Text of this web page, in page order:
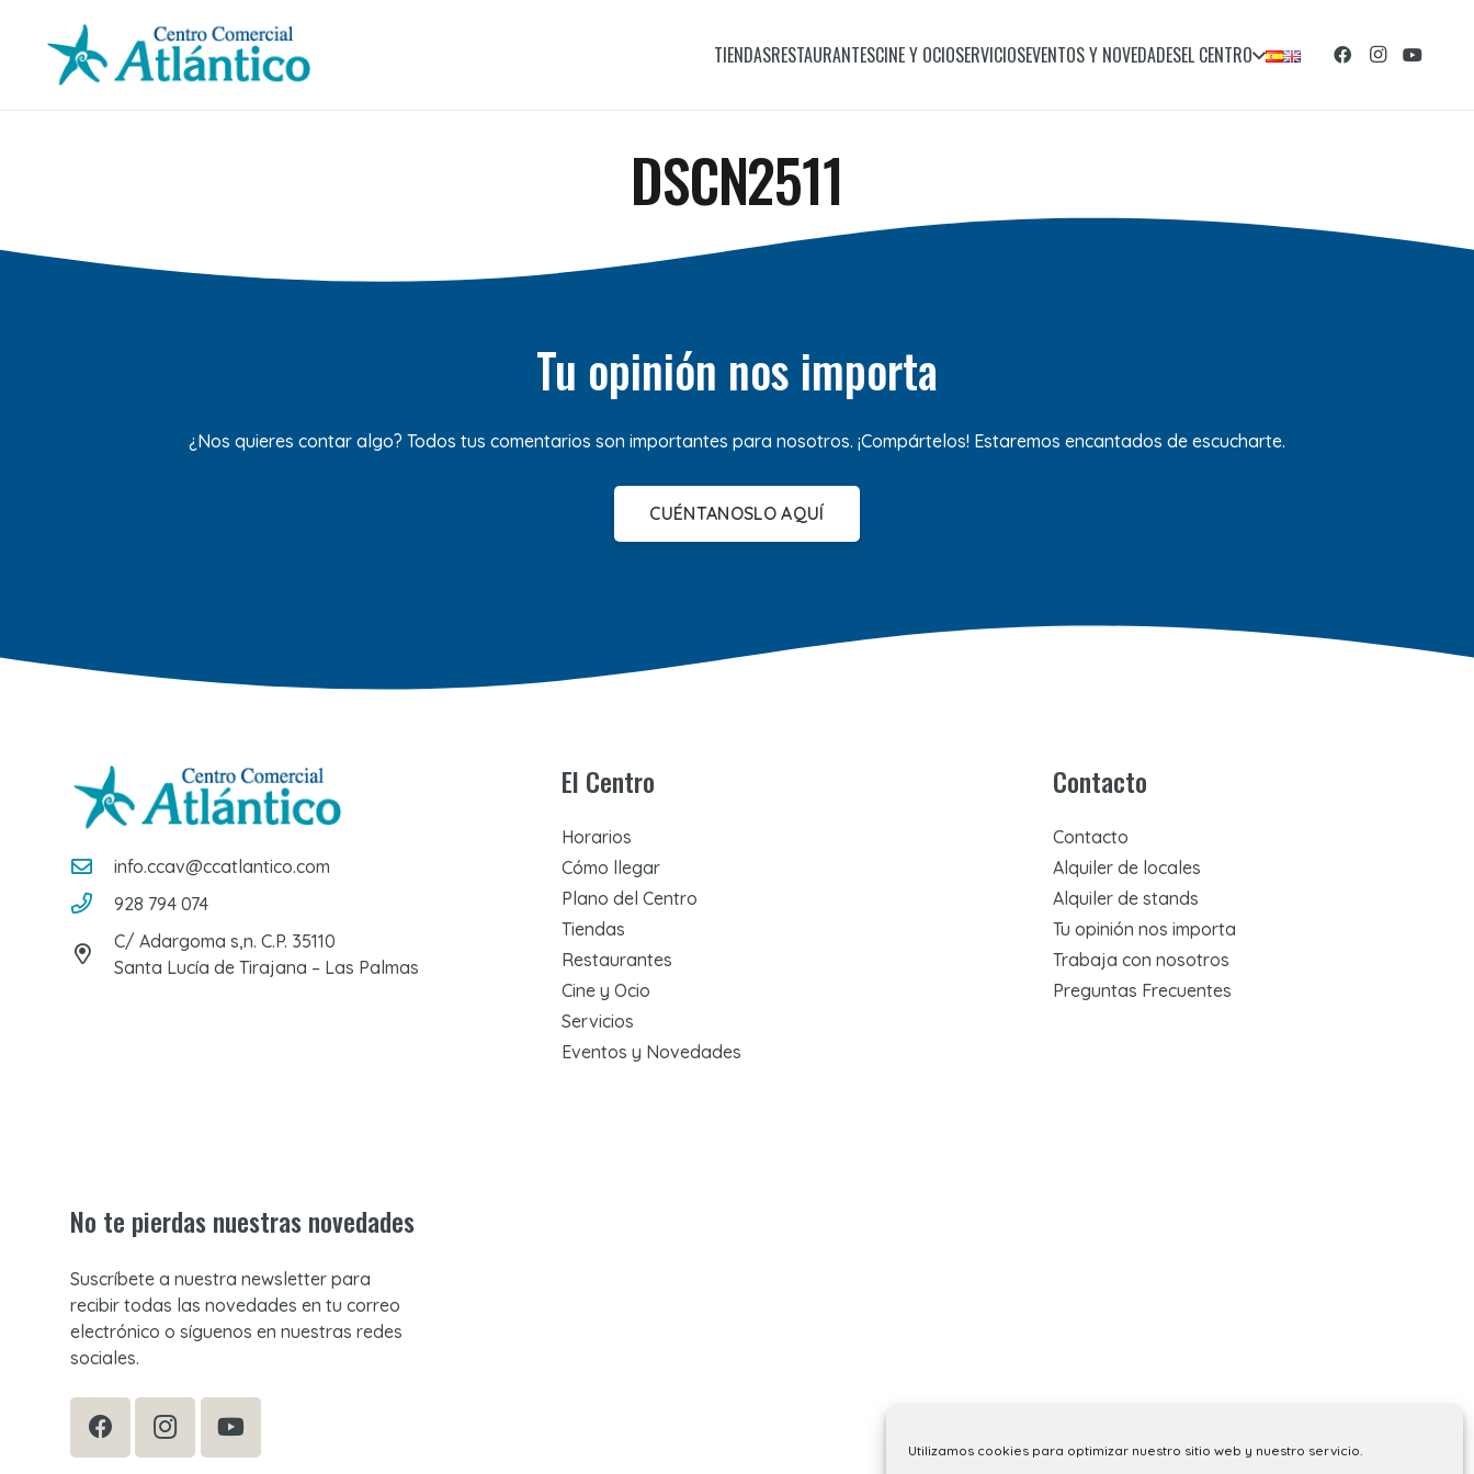
Utilizamos cookies para optimizar nuestro sitio web y nuestro servicio.
TIENDASRESTAURANTESCINE Y OCIOSERVICIOSEVENTOS Y NOVEDADESEL CENTRO
DSCN2511
Tu opinión nos importa
¿Nos quieres contar algo? Todos tus comentarios son importantes para nosotros. ¡Compártelos! Estaremos encantados de escucharte.
CUÉNTANOSLO AQUÍ
info.ccav@ccatlantico.com
928 794 074
C/ Adargoma s,n. C.P. 35110
Santa Lucía de Tirajana – Las Palmas
El Centro
Horarios
Cómo llegar
Plano del Centro
Tiendas
Restaurantes
Cine y Ocio
Servicios
Eventos y Novedades
Contacto
Contacto
Alquiler de locales
Alquiler de stands
Tu opinión nos importa
Trabaja con nosotros
Preguntas Frecuentes
No te pierdas nuestras novedades
Suscríbete a nuestra newsletter para
recibir todas las novedades en tu correo
electrónico o síguenos en nuestras redes
sociales.